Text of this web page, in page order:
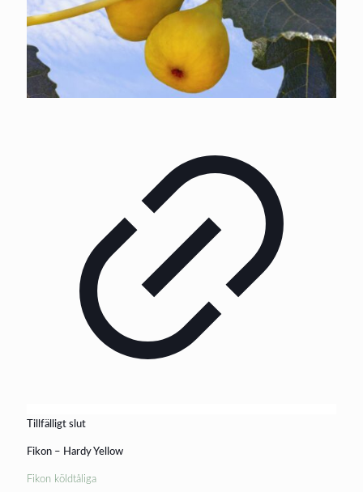
Tillfälligt slut
Fikon – Hardy Yellow
Fikon köldtåliga